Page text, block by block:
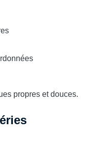
propres et douces.